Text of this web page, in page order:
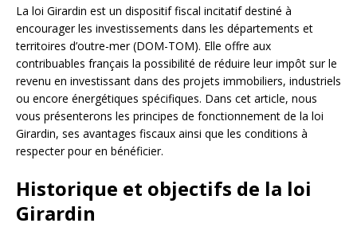
La loi Girardin est un dispositif fiscal incitatif destiné à
encourager les investissements dans les départements et
territoires d’outre-mer (DOM-TOM). Elle offre aux
contribuables français la possibilité de réduire leur impôt sur le
revenu en investissant dans des projets immobiliers, industriels
ou encore énergétiques spécifiques. Dans cet article, nous
vous présenterons les principes de fonctionnement de la loi
Girardin, ses avantages fiscaux ainsi que les conditions à
respecter pour en bénéficier.
Historique et objectifs de la loi
Girardin